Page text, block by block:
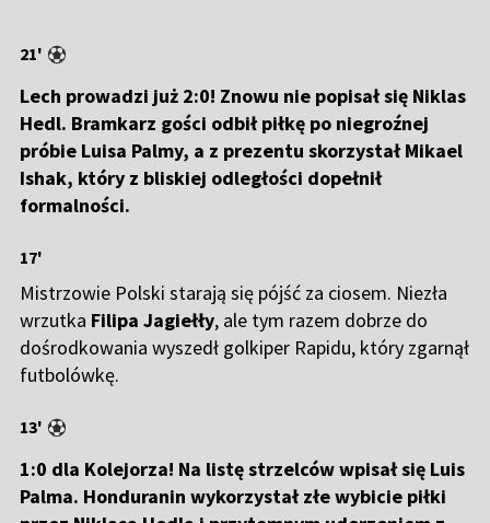
21'
Lech prowadzi już 2:0! Znowu nie popisał się Niklas
Hedl. Bramkarz gości odbił piłkę po niegroźnej
próbie Luisa Palmy, a z prezentu skorzystał Mikael
Ishak, który z bliskiej odległości dopełnił
formalności.
17'
Mistrzowie Polski starają się pójść za ciosem. Niezła
wrzutka Filipa Jagiełły, ale tym razem dobrze do
dośrodkowania wyszedł golkiper Rapidu, który zgarnął
futbolówkę.
13'
1:0 dla Kolejorza! Na listę strzelców wpisał się Luis
Palma. Honduranin wykorzystał złe wybicie piłki